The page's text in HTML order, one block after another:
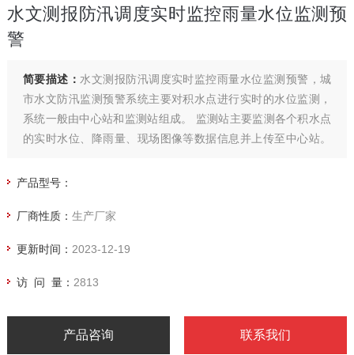
水文测报防汛调度实时监控雨量水位监测预
警
简要描述： 水文测报防汛调度实时监控雨量水位监测预警，城
市水文防汛监测预警系统主要对积水点进行实时的水位监测，
系统一般由中心站和监测站组成。 监测站主要监测各个积水点
的实时水位、降雨量、现场图像等数据信息并上传至中心站。
据，根据需要给决策者提供相应的决策信息。
产品型号：
厂商性质： 生产厂家
更新时间： 2023-12-19
访 问 量： 2813
产品咨询 联系我们